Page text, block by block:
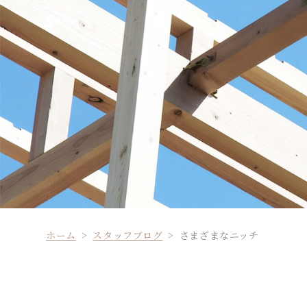
ホーム スタッフブログ さまざまなニッチ